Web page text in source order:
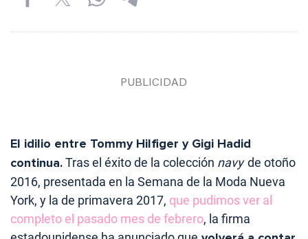
El idilio entre Tommy Hilfiger y Gigi Hadid
continua.Tras el éxito de la colección navyde otoño
2016, presentada en la Semana de la Moda Nueva
York, y la de primavera 2017, que pudimos ver al
completo el pasado mes de febrero, la firma